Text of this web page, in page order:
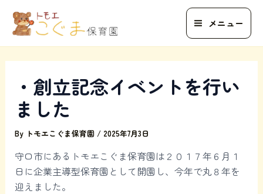
Main
Menu
メニュー
・創立記念イベントを行い
ました
By トモエこぐま保育園 / 2025年7月3日
守口市にあるトモエこぐま保育園は２０１７年６月１
日に企業主導型保育園として開園し、今年で丸８年を
迎えました。